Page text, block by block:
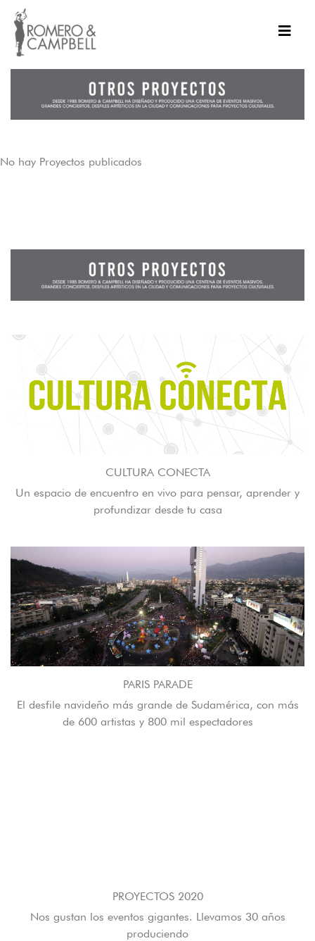
No hay Proyectos publicados
CULTURA CONECTA
Un espacio de encuentro en vivo para pensar, aprender y
profundizar desde tu casa
PARIS PARADE
El desfile navideño más grande de Sudamérica, con más
de 600 artistas y 800 mil espectadores
PROYECTOS 2020
Nos gustan los eventos gigantes. Llevamos 30 años
produciendo